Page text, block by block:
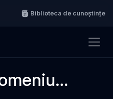
Biblioteca de cunoștințe